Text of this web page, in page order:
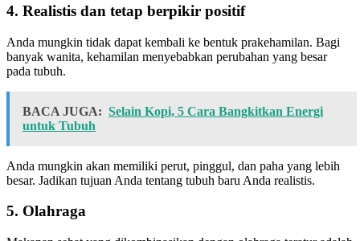
4. Realistis dan tetap berpikir positif
Anda mungkin tidak dapat kembali ke bentuk prakehamilan. Bagi
banyak wanita, kehamilan menyebabkan perubahan yang besar
pada tubuh.
BACA JUGA: Selain Kopi, 5 Cara Bangkitkan Energi
untuk Tubuh
Anda mungkin akan memiliki perut, pinggul, dan paha yang lebih
besar. Jadikan tujuan Anda tentang tubuh baru Anda realistis.
5. Olahraga